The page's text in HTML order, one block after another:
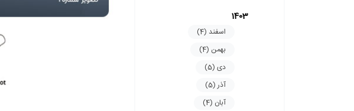
1403
اسفند (4)
بهمن (4)
دی (5)
آذر (5)
آبان (4)